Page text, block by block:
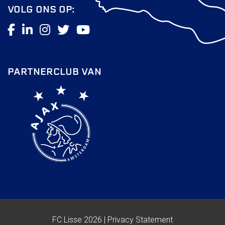
Wie doet wat
Ruimte reserveren/huren
VOLG ONS OP:
PARTNERCLUB VAN
FC Lisse 2026 | Privacy Statement